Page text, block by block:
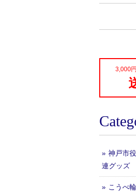
3,000
神戸市
連グッズ
こうべ